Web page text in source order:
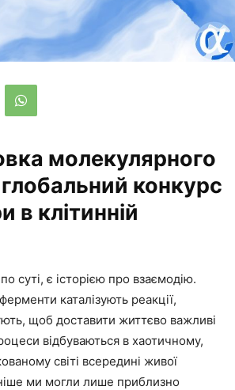
молекулярного
конкурс
в клітинній
суті, є історією про взаємодію.
каталізують реакції,
щоб доставити життєво важливі
відбуваються в хаотичному,
світі всередині живої
ми могли лише приблизно